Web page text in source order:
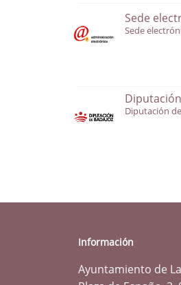
Sede
Sede
Diputación
Información
Ayuntamiento de